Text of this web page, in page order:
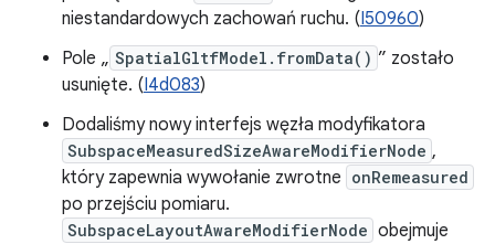
niestandardowych zachowań ruchu. (I50960)
Pole „ SpatialGltfModel.fromData() ” zostało
usunięte. (I4d083)
Dodaliśmy nowy interfejs węzła modyfikatora
SubspaceMeasuredSizeAwareModifierNode ,
który zapewnia wywołanie zwrotne onRemeasured
po przejściu pomiaru.
SubspaceLayoutAwareModifierNode obejmuje